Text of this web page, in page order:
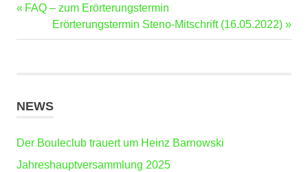
Beitragsnavigation
Vorheriger
Beitrag:
FAQ – zum Erörterungstermin
Nächster
Beitrag:
Erörterungstermin Steno-Mitschrift (16.05.2022)
NEWS
Der Bouleclub trauert um Heinz Barnowski
Jahreshauptversammlung 2025